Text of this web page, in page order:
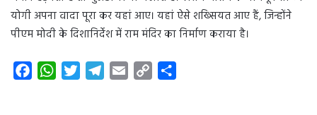
योगी अपना वादा पूरा कर यहां आए। यहां ऐसे शख्सियत आए हैं, जिन्होंने
पीएम मोदी के दिशानिर्देश में राम मंदिर का निर्माण कराया है।
W